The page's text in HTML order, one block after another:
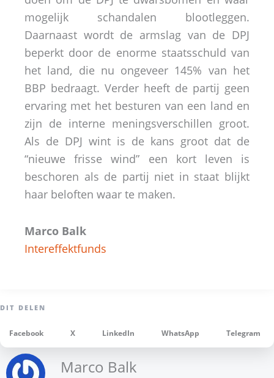
mogelijk schandalen blootleggen.
Daarnaast wordt de armslag van de DPJ
beperkt door de enorme staatsschuld van
het land, die nu ongeveer 145% van het
BBP bedraagt. Verder heeft de partij geen
ervaring met het besturen van een land en
zijn de interne meningsverschillen groot.
Als de DPJ wint is de kans groot dat de
“nieuwe frisse wind” een kort leven is
beschoren als de partij niet in staat blijkt
haar beloften waar te maken.
Marco Balk
Intereffektfunds
Facebook X LinkedIn WhatsApp Telegram
Marco Balk